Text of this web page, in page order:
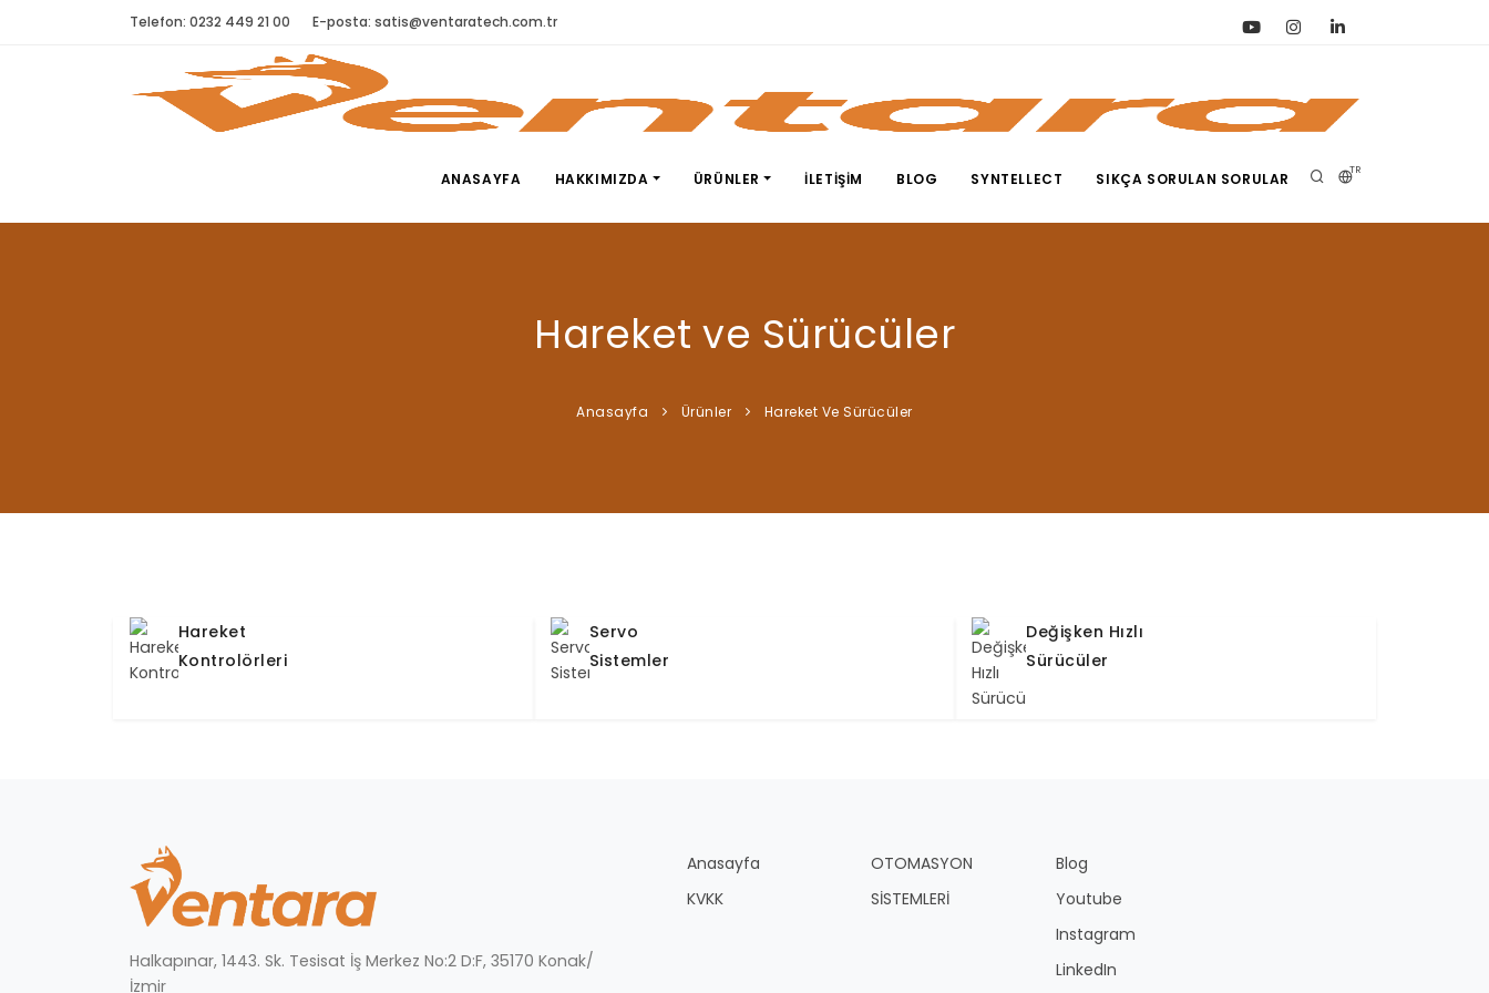
Telefon: 0232 449 21 00 E-posta: satis@ventaratech.com.tr
TR
ANASAYFA HAKKIMIZDA ÜRÜNLER İLETIŞIM BLOG SYNTELLECT SIKÇA SORULAN SORULAR
Hareket ve Sürücüler
Anasayfa Ürünler Hareket Ve Sürücüler
Hareket
Kontrolörleri
Servo
Sistemler
Değişken Hızlı
Sürücüler
Halkapınar, 1443. Sk. Tesisat İş Merkez No:2 D:F, 35170 Konak/
İzmir
Anasayfa
KVKK
OTOMASYON
SİSTEMLERİ
Blog
Youtube
Instagram
LinkedIn